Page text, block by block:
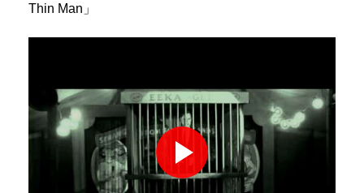
Thin Man」